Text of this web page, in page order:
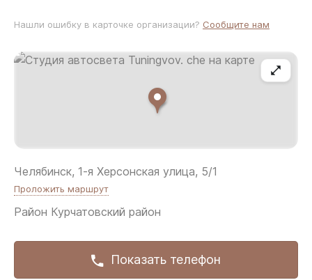
Челябинск, 1-я Херсонская улица, 5/1
Проложить маршрут
Район Курчатовский район
Показать телефон
Нашли ошибку в карточке организации? Сообщите нам